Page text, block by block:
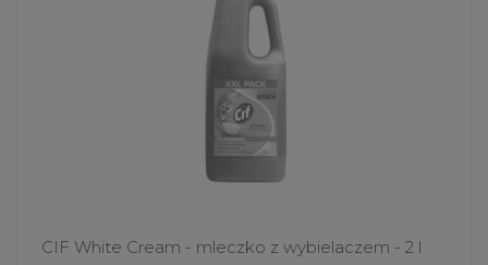
CIF White Cream - mleczko z wybielaczem - 2 l